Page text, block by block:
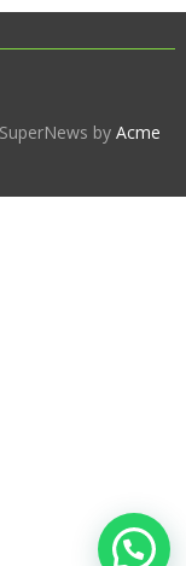
byAcme